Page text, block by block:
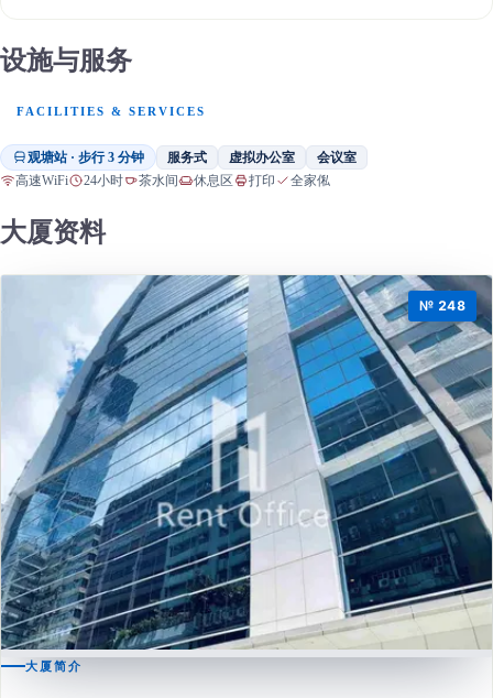
设施与服务
FACILITIES & SERVICES
观塘站 · 步行 3 分钟 服务式 虚拟办公室 会议室
高速WiFi 24小时 茶水间 休息区 打印 全家俬
大厦资料
№ 248
大厦简介